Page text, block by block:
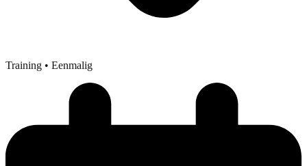
Training • Eenmalig